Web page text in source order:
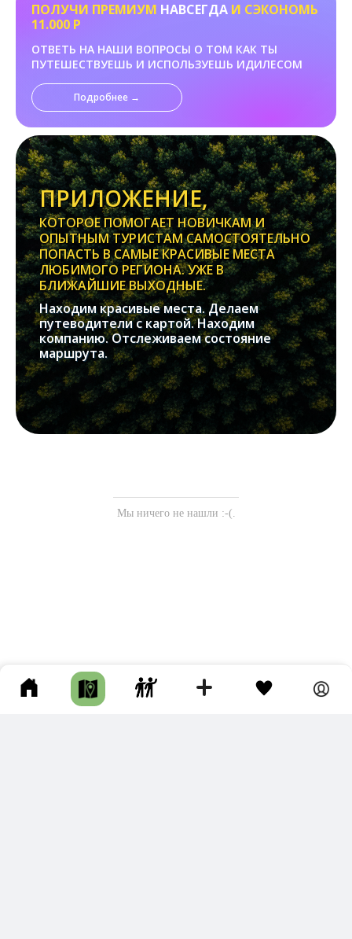
ПОЛУЧИ ПРЕМИУМ НАВСЕГДА И СЭКОНОМЬ
11.000 Р
ОТВЕТЬ НА НАШИ ВОПРОСЫ О ТОМ КАК ТЫ
ПУТЕШЕСТВУЕШЬ И ИСПОЛЬЗУЕШЬ ИДИЛЕСОМ
Подробнее →
ПРИЛОЖЕНИЕ,
КОТОРОЕ ПОМОГАЕТ НОВИЧКАМ И
ОПЫТНЫМ ТУРИСТАМ САМОСТОЯТЕЛЬНО
ПОПАСТЬ В САМЫЕ КРАСИВЫЕ МЕСТА
ЛЮБИМОГО РЕГИОНА. УЖЕ В
БЛИЖАЙШИЕ ВЫХОДНЫЕ.
Находим красивые места. Делаем
путеводители с картой. Находим
компанию. Отслеживаем состояние
маршрута.
Мы ничего не нашли :-(.